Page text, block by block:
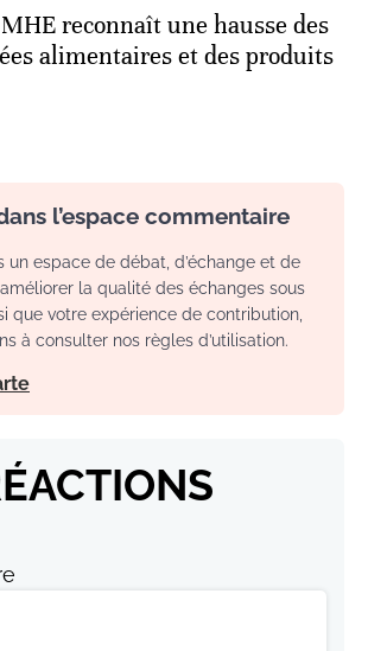
reconnaît une hausse des
alimentaires et des produits
l’espace commentaire
un espace de débat, d’échange et de
la qualité des échanges sous
que votre expérience de contribution,
à consulter nos règles d’utilisation.